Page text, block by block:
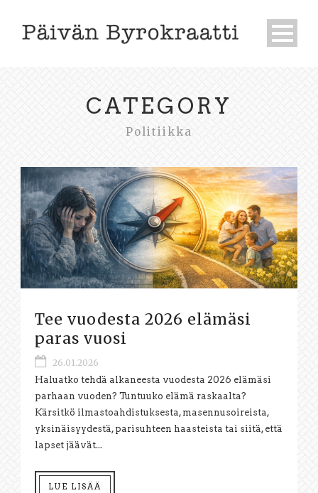
CATEGORY
Politiikka
Tee vuodesta 2026 elämäsi
paras vuosi
26.01.2026
Haluatko tehdä alkaneesta vuodesta 2026 elämäsi
parhaan vuoden? Tuntuuko elämä raskaalta?
Kärsitkö ilmastoahdistuksesta, masennusoireista,
yksinäisyydestä, parisuhteen haasteista tai siitä, että
lapset jäävät...
LUE LISÄÄ